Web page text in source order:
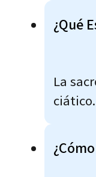
¿Qué
La
ciático.